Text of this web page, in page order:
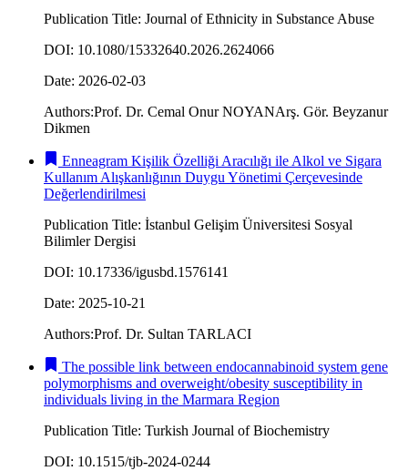
Publication Title: Journal of Ethnicity in Substance Abuse
DOI: 10.1080/15332640.2026.2624066
Date: 2026-02-03
Authors:Prof. Dr. Cemal Onur NOYANArş. Gör. Beyzanur
Dikmen
Enneagram Kişilik Özelliği Aracılığı ile Alkol ve Sigara
Kullanım Alışkanlığının Duygu Yönetimi Çerçevesinde
Değerlendirilmesi
Publication Title: İstanbul Gelişim Üniversitesi Sosyal
Bilimler Dergisi
DOI: 10.17336/igusbd.1576141
Date: 2025-10-21
Authors:Prof. Dr. Sultan TARLACI
The possible link between endocannabinoid system gene
polymorphisms and overweight/obesity susceptibility in
individuals living in the Marmara Region
Publication Title: Turkish Journal of Biochemistry
DOI: 10.1515/tjb-2024-0244